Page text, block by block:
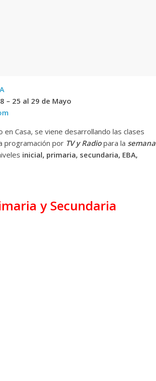
– 25 al 29 de Mayo
Casa, se viene desarrollando las clases
programación por TV y Radiopara la semana
inicial, primaria, secundaria, EBA,
y Secundaria